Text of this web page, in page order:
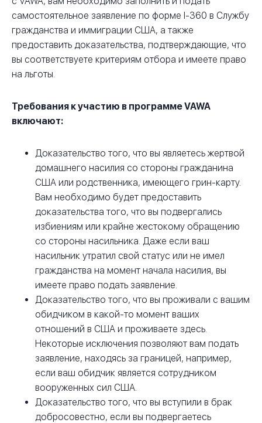
самостоятельное заявление по форме I-360 в Службу
гражданства и иммиграции США, а также
предоставить доказательства, подтверждающие, что
вы соответствуете критериям отбора и имеете право
на льготы.
Требования к участию в программе VAWA
включают:
Доказательство того, что вы являетесь жертвой
домашнего насилия со стороны гражданина
США или родственника, имеющего грин-карту.
Вам необходимо будет предоставить
доказательства того, что вы подвергались
избиениям или крайне жестокому обращению
со стороны насильника. Даже если ваш
насильник утратил свой статус или не имел
гражданства на момент начала насилия, вы
имеете право подать заявление.
Доказательство того, что вы проживали с вашим
обидчиком в какой-то момент ваших
отношений в США и проживаете здесь.
Некоторые исключения позволяют вам подать
заявление, находясь за границей, например,
если ваш обидчик является сотрудником
вооруженных сил США.
Доказательство того, что вы вступили в брак
добросовестно, если вы подвергаетесь